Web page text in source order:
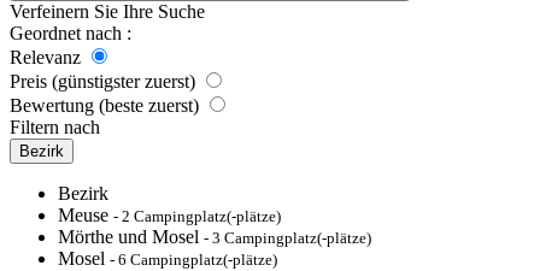
Verfeinern Sie Ihre Suche
Geordnet nach :
Relevanz
Preis (günstigster zuerst)
Bewertung (beste zuerst)
Filtern nach
Bezirk
Bezirk
Meuse - 2 Campingplatz(-plätze)
Mörthe und Mosel - 3 Campingplatz(-plätze)
Mosel - 6 Campingplatz(-plätze)